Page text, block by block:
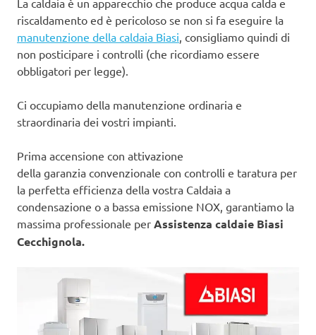
riscaldamento ed è pericoloso se non si fa eseguire la
manutenzione della caldaia Biasi , consigliamo quindi di
non posticipare i controlli (che ricordiamo essere
obbligatori per legge).
Ci occupiamo della manutenzione ordinaria e
straordinaria dei vostri impianti.
Prima accensione con attivazione
della garanzia convenzionale con controlli e taratura per
la perfetta efficienza della vostra Caldaia a
condensazione o a bassa emissione NOX, garantiamo la
massima professionale per Assistenza caldaie Biasi
Cecchignola.